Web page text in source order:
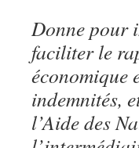
Donne pour
faciliter le
économique
indemnités,
l’Aide des